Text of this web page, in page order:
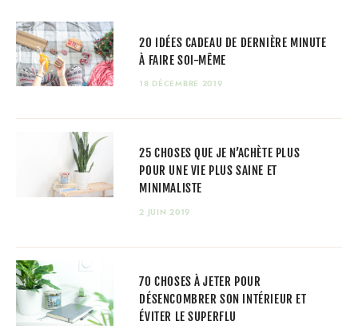
20 IDÉES CADEAU DE DERNIÈRE MINUTE
À FAIRE SOI-MÊME
18 DÉCEMBRE 2019
25 CHOSES QUE JE N’ACHÈTE PLUS
POUR UNE VIE PLUS SAINE ET
MINIMALISTE
2 JUIN 2019
70 CHOSES À JETER POUR
DÉSENCOMBRER SON INTÉRIEUR ET
ÉVITER LE SUPERFLU